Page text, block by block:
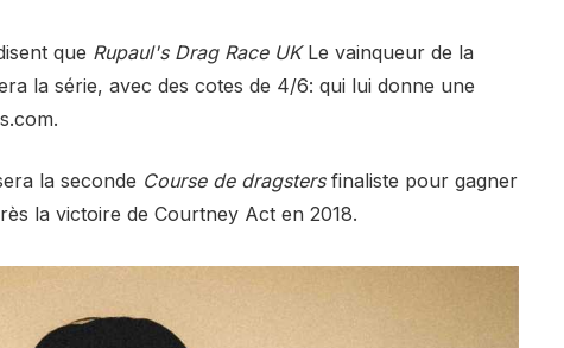
que Rupaul's Drag Race UKLe vainqueur de la
la série, avec des cotes de 4/6: qui lui donne une
la seconde Course de dragstersfinaliste pour gagner
la victoire de Courtney Act en 2018.